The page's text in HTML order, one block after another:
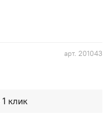
арт. 201043
клик